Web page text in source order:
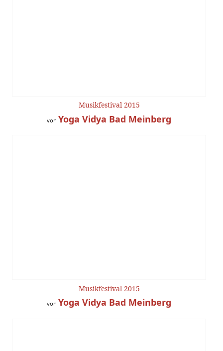
Musikfestival 2015
von Yoga Vidya Bad Meinberg
Musikfestival 2015
von Yoga Vidya Bad Meinberg